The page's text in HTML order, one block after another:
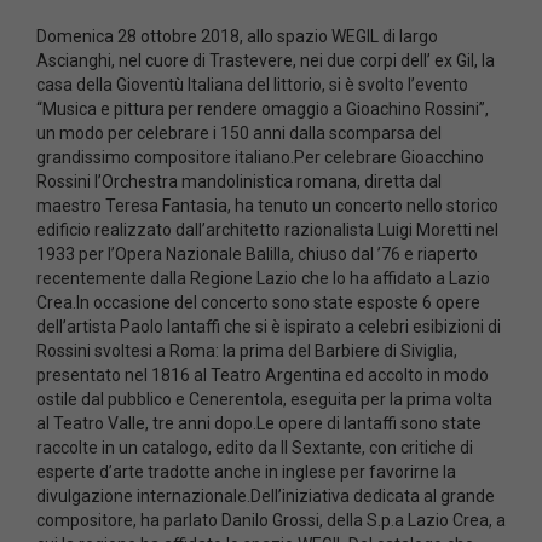
Domenica 28 ottobre 2018, allo spazio WEGIL di largo
Ascianghi, nel cuore di Trastevere, nei due corpi dell’ ex Gil, la
casa della Gioventù Italiana del littorio, si è svolto l’evento
“Musica e pittura per rendere omaggio a Gioachino Rossini”,
un modo per celebrare i 150 anni dalla scomparsa del
grandissimo compositore italiano.Per celebrare Gioacchino
Rossini l’Orchestra mandolinistica romana, diretta dal
maestro Teresa Fantasia, ha tenuto un concerto nello storico
edificio realizzato dall’architetto razionalista Luigi Moretti nel
1933 per l’Opera Nazionale Balilla, chiuso dal ’76 e riaperto
recentemente dalla Regione Lazio che lo ha affidato a Lazio
Crea.In occasione del concerto sono state esposte 6 opere
dell’artista Paolo Iantaffi che si è ispirato a celebri esibizioni di
Rossini svoltesi a Roma: la prima del Barbiere di Siviglia,
presentato nel 1816 al Teatro Argentina ed accolto in modo
ostile dal pubblico e Cenerentola, eseguita per la prima volta
al Teatro Valle, tre anni dopo.Le opere di Iantaffi sono state
raccolte in un catalogo, edito da Il Sextante, con critiche di
esperte d’arte tradotte anche in inglese per favorirne la
divulgazione internazionale.Dell’iniziativa dedicata al grande
compositore, ha parlato Danilo Grossi, della S.p.a Lazio Crea, a